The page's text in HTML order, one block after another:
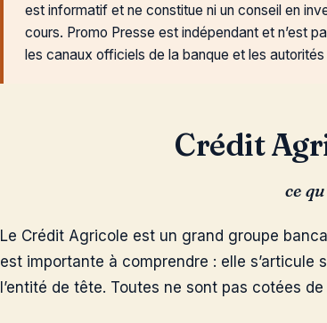
est informatif et ne constitue ni un conseil en
cours. Promo Presse est indépendant et n’est
les canaux officiels de la banque et les
Crédit
ce
Le Crédit Agricole est un grand groupe
est importante à comprendre : elle s’articule
l’entité de tête. Toutes ne sont pas cotées